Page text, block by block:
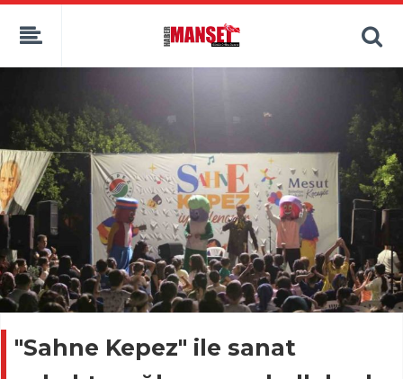
"Sahne Kepez" ile sanat